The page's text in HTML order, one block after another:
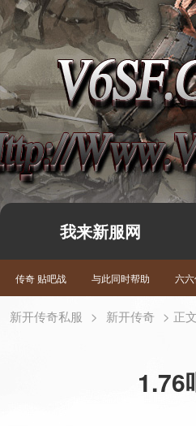
我来新服网
传奇 贴吧战 与此同时帮助 六
新开传奇私服 > 新开传奇 > 正文
1.76